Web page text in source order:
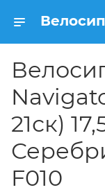
21ск)
F010